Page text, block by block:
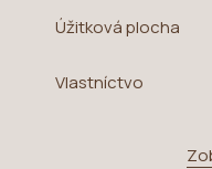
Úžitková plocha
Vlastníctvo